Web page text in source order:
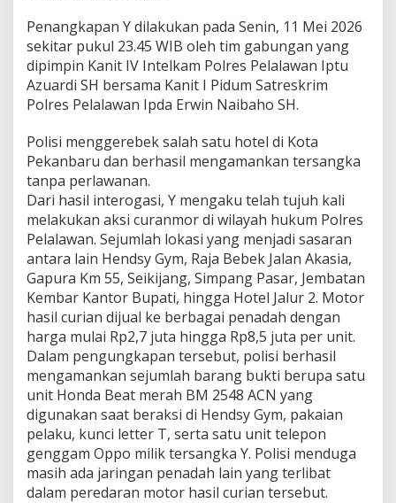
D
i
b
e
k
u
o
l
s
Penangkapan Y dilakukan pada Senin, 11 Mei 2026
sekitar pukul 23.45 WIB oleh tim gabungan yang
dipimpin Kanit IV Intelkam Polres Pelalawan Iptu
Azuardi SH bersama Kanit I Pidum Satreskrim
Polres Pelalawan Ipda Erwin Naibaho SH.
Polisi menggerebek salah satu hotel di Kota
Pekanbaru dan berhasil mengamankan tersangka
tanpa perlawanan.
Dari hasil interogasi, Y mengaku telah tujuh kali
melakukan aksi curanmor di wilayah hukum Polres
Pelalawan. Sejumlah lokasi yang menjadi sasaran
antara lain Hendsy Gym, Raja Bebek Jalan Akasia,
Gapura Km 55, Seikijang, Simpang Pasar, Jembatan
Kembar Kantor Bupati, hingga Hotel Jalur 2. Motor
hasil curian dijual ke berbagai penadah dengan
harga mulai Rp2,7 juta hingga Rp8,5 juta per unit.
Dalam pengungkapan tersebut, polisi berhasil
mengamankan sejumlah barang bukti berupa satu
unit Honda Beat merah BM 2548 ACN yang
digunakan saat beraksi di Hendsy Gym, pakaian
pelaku, kunci letter T, serta satu unit telepon
genggam Oppo milik tersangka Y. Polisi menduga
masih ada jaringan penadah lain yang terlibat
dalam peredaran motor hasil curian tersebut.